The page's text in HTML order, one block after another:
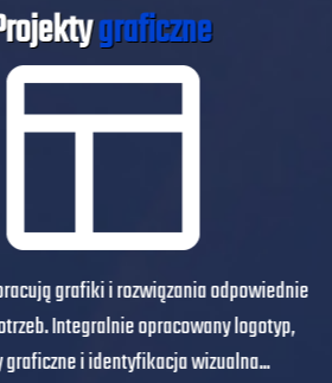
graficzne
grafiki i rozwiązania odpowiednie
Integralnie opracowany logotyp,
i identyfikacja wizualna...